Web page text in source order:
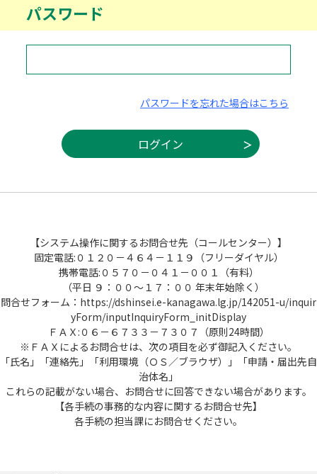
パスワード
パスワードを忘れた場合はこちら
【システム操作に関するお問合せ先（コールセンター）】
固定電話:０１２０－４６４－１１９（フリーダイヤル）
携帯電話:０５７０－０４１－００１（有料）
（平日 ９：００～１７：００ 年末年始除く）
問合せフォーム：https://dshinsei.e-kanagawa.lg.jp/142051-u/inquir
yForm/inputInquiryForm_initDisplay
ＦＡＸ:０６－６７３３－７３０７（原則24時間）
※ＦＡＸによるお問合せは、次の項目を必ず御記入ください。
「氏名」「連絡先」「利用環境（ＯＳ／ブラウザ）」「申請・届出先自
治体名」
これらの記載がない場合、お問合せに回答できない場合があります。
【各手続の事務的な内容に関するお問合せ先】
各手続の担当課にお問合せください。